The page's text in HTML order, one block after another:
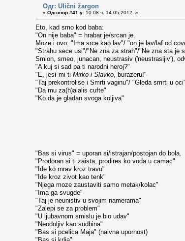
Одг: Ulični žargon
« Одговор #41 у: 10.08 ч. 14.05.2012. »
Eto, kad smo kod baba:
"On nije baba" = hrabar je/srcan je.
Moze i ovo: "Ima srce kao lav"/ "on je lav/laf od
"Strahu sece usi"/"Ne zna za strah"/"Ne zna sta je
Smion, smeo, junacan, neustrasiv ('neustrasljiv'),
"A kuj si sad pa ti narodni heroj?"
"E, jesi mi ti Mirko i Slavko , burazeru!"
"Taj prekontrolise i Smrti vaginu"/ "Gleda smrti u
"Da mu za(h)alalis cufte"
"Ko da je gladan svoga koljiva"
"Bas si virus" = uporan si/istrajan/postojan do bola.
"Prodoran si ti zaista, prodires ko voda u camac"
"Ide ko mrav kroz travu"
"Ide kroz zivot kao tenk"
"Njega moze zaustaviti samo metak/kolac"
"Ima ga svugde"
"Taj je neunistiv u svojim namerama"
"Zalepi se za problem"
"U ljubavnom smislu je bio udav"
"Neodoljiv kao sudbina"
"Bas si pcelica Maja" (naivna upornost)